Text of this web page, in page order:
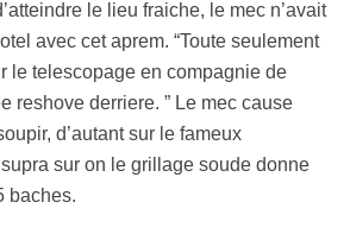
le lieu fraiche, le mec n’avait
avec cet aprem. “Toute seulement
le telescopage en compagnie de
reshove derriere. ” Le mec cause
d’autant sur le fameux
sur on le grillage soude donne
baches.